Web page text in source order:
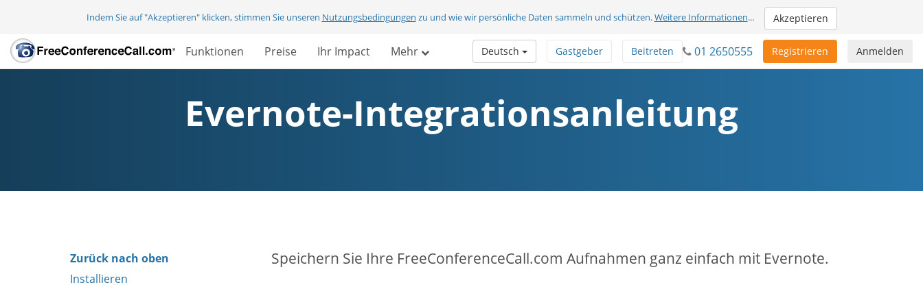
Indem Sie auf "Akzeptieren" klicken, stimmen Sie unseren Nutzungsbedingungen zu und wie wir persönliche Daten sammeln und schützen.Weitere Informationen... Akzeptieren
Funktionen Preise Ihr Impact Mehr Anmelden
Registrieren
01 2650555
Beitreten
Gastgeber
Deutsch
Evernote-Integrationsanleitung
Zurück nach oben
Installieren
Speichern Sie Ihre FreeConferenceCall.com Aufnahmen ganz einfach mit Evernote.